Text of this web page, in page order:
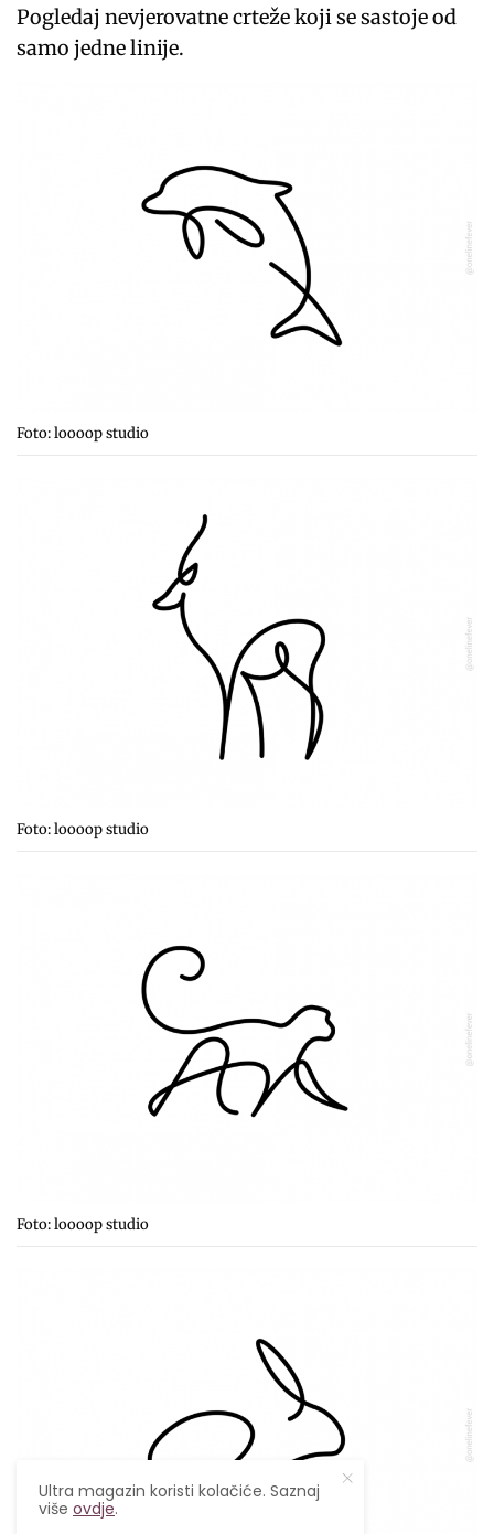
Pogledaj nevjerovatne crteže koji se sastoje od
samo jedne linije.
Foto: loooop studio
Foto: loooop studio
Foto: loooop studio
Ultra magazin koristi kolačiće. Saznaj
višeovdje.